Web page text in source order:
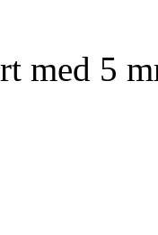
med 5